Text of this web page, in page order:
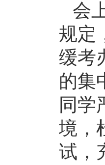
会
规定
缓考
的集
同学
境，
试 ，